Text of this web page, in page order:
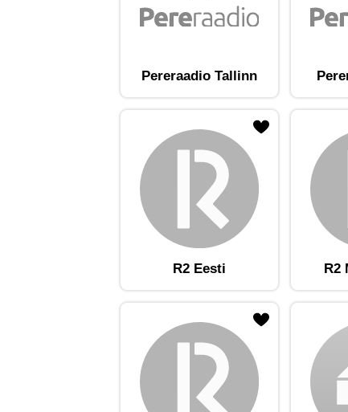
Pereraadio Tallinn
R2 Eesti R2
Lisa raadiojaam lemmikute hulkaLisa
Lisa raadiojaam lemmikute hulkaLisa